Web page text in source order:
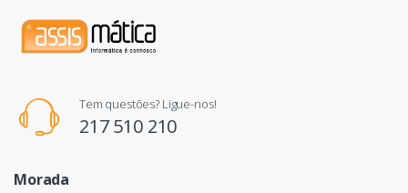
Tem questões? Ligue-nos!
217 510 210
Morada